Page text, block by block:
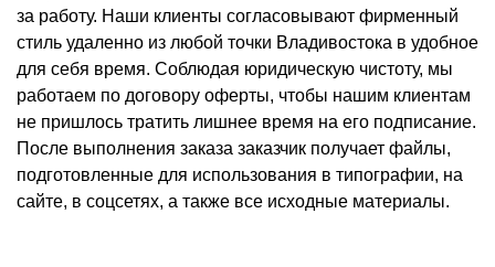
за работу. Наши клиенты согласовывают фирменный
стиль удаленно из любой точки Владивостока в удобное
для себя время. Соблюдая юридическую чистоту, мы
работаем по договору оферты, чтобы нашим клиентам
не пришлось тратить лишнее время на его подписание.
После выполнения заказа заказчик получает файлы,
подготовленные для использования в типографии, на
сайте, в соцсетях, а также все исходные материалы.